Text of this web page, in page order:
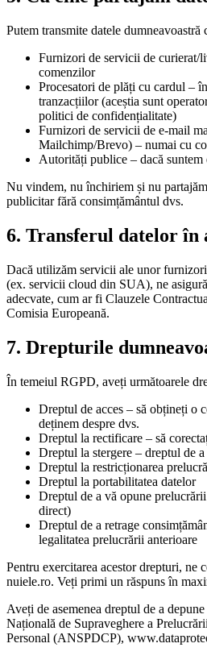
Putem transmite datele dumneavoastră
Furnizori de servicii de curierat/
comenzilor
Procesatori de plăți cu cardul –
tranzacțiilor (aceștia sunt
politici de confidențialitate)
Furnizori de servicii de e-mail
Mailchimp/Brevo) – numai cu
Autorități publice – dacă
Nu vindem, nu închiriem și nu
publicitar fără consimțământul dvs.
6. Transferul datelor în
Dacă utilizăm servicii ale unor
(ex. servicii cloud din SUA), ne
adecvate, cum ar fi Clauzele
Comisia Europeană.
7. Drepturile
În temeiul RGPD, aveți următoarele
Dreptul de acces – să obțineți o
deținem despre dvs.
Dreptul la rectificare – să
Dreptul la stergere – dreptul de
Dreptul la restricționarea
Dreptul la portabilitatea datelor
Dreptul de a vă opune
direct)
Dreptul de a retrage
legalitatea prelucrării anterioare
Pentru exercitarea acestor drepturi, ne
nuiele.ro. Veți primi un răspuns în
Aveți de asemenea dreptul de a
Națională de Supraveghere a
Personal (ANSPDCP),